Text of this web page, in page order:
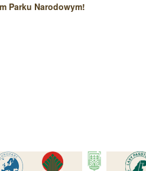
Parku Narodowym!